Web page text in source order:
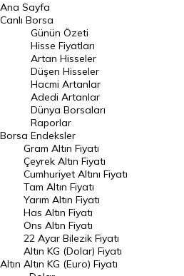
BIST 100 Hisseleri
En Çok Artan Hisseler
En Çok Düşen Hisseler
Hacmi Artanlar
Geçmiş Kapanışlar
Dünya Borsaları
Raporlar
Endeksler
DÖVİZ
Döviz Kuru
Dolar Kuru
Euro Kuru
Ana Sayfa
Canlı Borsa
Borsa
Günün Özeti
Hisse Fiyatları
Artan Hisseler
Düşen Hisseler
Hacmi Artanlar
Adedi Artanlar
Dünya Borsaları
Raporlar
Endeksler
Altın
Gram Altın Fiyatı
Çeyrek Altın Fiyatı
Cumhuriyet Altını Fiyatı
Tam Altın Fiyatı
Yarım Altın Fiyatı
Has Altın Fiyatı
Ons Altın Fiyatı
22 Ayar Bilezik Fiyatı
Altın KG (Dolar) Fiyatı
Altın KG (Euro) Fiyatı